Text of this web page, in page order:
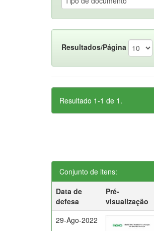
Resultados/Página
Resultado 1-1 de 1.
Conjunto de itens:
Data de
defesa
Pré-
visualização
29-Ago-2022